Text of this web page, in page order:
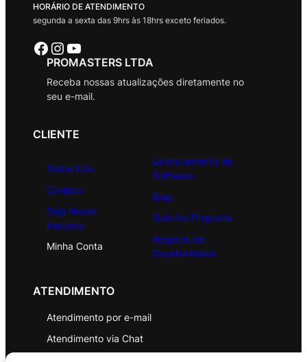
HORÁRIO DE ATENDIMENTO
segunda a sexta das 9hrs às 18hrs exceto feriados.
Facebook Instagram Youtube
PROMASTERS LTDA
Receba nossas atualizações diretamente no
seu e-mail.
CLIENTE
Sobre Nós
Contato
Seja Nosso
Parceiro
Minha Conta
Licenciamento de
Software
Blog
Solicitar Proposta
Registro de
Oportunidade
ATENDIMENTO
Atendimento por e-mail
Atendimento via Chat